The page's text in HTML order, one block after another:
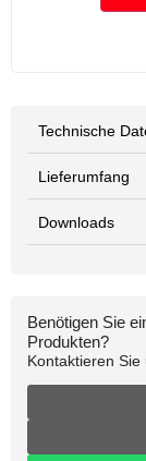
Technische
Lieferumfang
Downloads
Benötigen Sie
Produkten?
Kontaktieren